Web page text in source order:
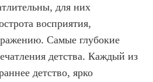
для них
восприятия,
Самые глубокие
детства. Каждый из
детство, ярко